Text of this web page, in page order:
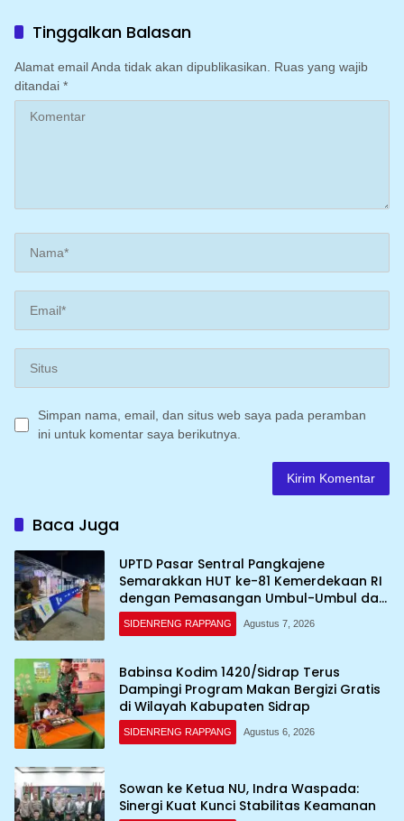
Tinggalkan Balasan
Alamat email Anda tidak akan dipublikasikan. Ruas yang wajib
ditandai *
Simpan nama, email, dan situs web saya pada peramban
ini untuk komentar saya berikutnya.
Baca Juga
UPTD Pasar Sentral Pangkajene
Semarakkan HUT ke-81 Kemerdekaan RI
dengan Pemasangan Umbul-Umbul dan
Dekorasi Merah Putih
SIDENRENG RAPPANG Agustus 7, 2026
Babinsa Kodim 1420/Sidrap Terus
Dampingi Program Makan Bergizi Gratis
di Wilayah Kabupaten Sidrap
SIDENRENG RAPPANG Agustus 6, 2026
Sowan ke Ketua NU, Indra Waspada:
Sinergi Kuat Kunci Stabilitas Keamanan